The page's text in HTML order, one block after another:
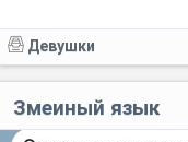
Девушки
Змеиный язык